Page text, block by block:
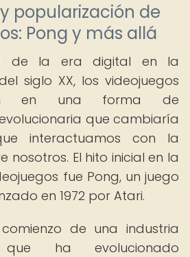
popularización de
Pong y más allá
de la era digital en la
siglo XX, los videojuegos
en una forma de
que cambiaría
interactuamos con la
nosotros. El hito inicial en la
fue Pong, un juego
en 1972 por Atari.
de una industria
que ha evolucionado